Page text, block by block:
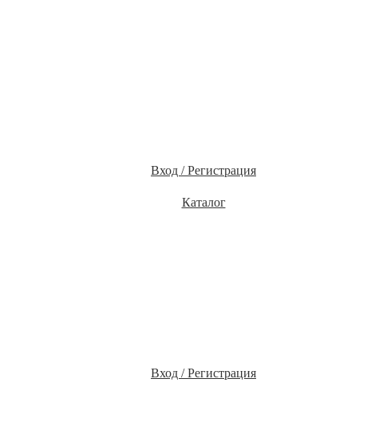
Вход / Регистрация
Каталог
Вход / Регистрация